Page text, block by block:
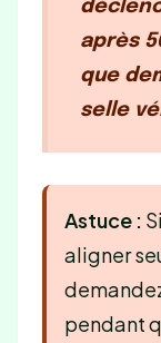
après
que
selle
Astuce :
aligner
pendant